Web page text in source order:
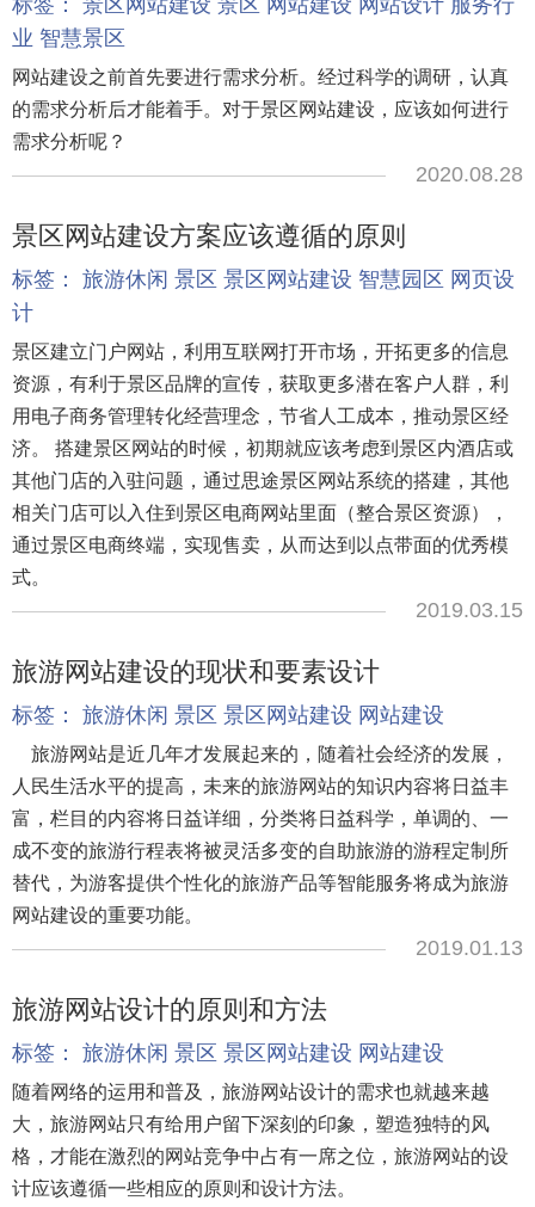
业 智慧景区
网站建设之前首先要进行需求分析。经过科学的调研，认真
的需求分析后才能着手。对于景区网站建设，应该如何进行
需求分析呢？
2020.08.28
景区网站建设方案应该遵循的原则
标签： 旅游休闲 景区 景区网站建设 智慧园区 网页设
计
景区建立门户网站，利用互联网打开市场，开拓更多的信息
资源，有利于景区品牌的宣传，获取更多潜在客户人群，利
用电子商务管理转化经营理念，节省人工成本，推动景区经
济。 搭建景区网站的时候，初期就应该考虑到景区内酒店或
其他门店的入驻问题，通过思途景区网站系统的搭建，其他
相关门店可以入住到景区电商网站里面（整合景区资源），
通过景区电商终端，实现售卖，从而达到以点带面的优秀模
式。
2019.03.15
旅游网站建设的现状和要素设计
标签： 旅游休闲 景区 景区网站建设 网站建设
旅游网站是近几年才发展起来的，随着社会经济的发展，
人民生活水平的提高，未来的旅游网站的知识内容将日益丰
富，栏目的内容将日益详细，分类将日益科学，单调的、一
成不变的旅游行程表将被灵活多变的自助旅游的游程定制所
替代，为游客提供个性化的旅游产品等智能服务将成为旅游
网站建设的重要功能。
2019.01.13
旅游网站设计的原则和方法
标签： 旅游休闲 景区 景区网站建设 网站建设
随着网络的运用和普及，旅游网站设计的需求也就越来越
大，旅游网站只有给用户留下深刻的印象，塑造独特的风
格，才能在激烈的网站竞争中占有一席之位，旅游网站的设
计应该遵循一些相应的原则和设计方法。